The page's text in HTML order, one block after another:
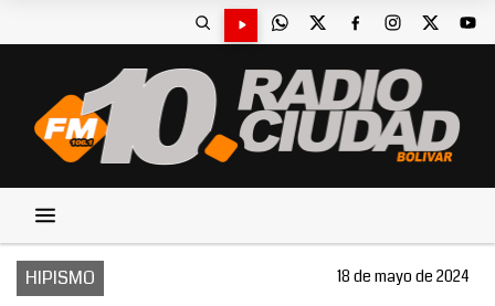
HIPISMO 18 de mayo de 2024